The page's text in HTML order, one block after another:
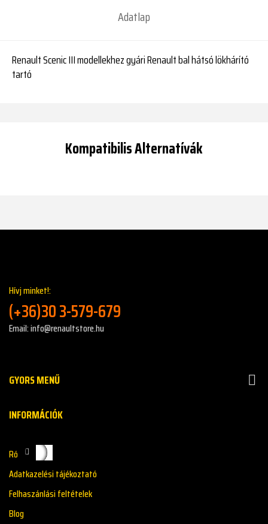
Adatlap
Renault Scenic III modellekhez gyári Renault bal hátsó lökhárító
tartó
Kompatibilis Alternatívák
Hívj minket!:
(+36)30 3-579-679
Email: info@renaultstore.hu
GYORS MENŰ 
INFORMÁCIÓK
Rólunk
Adatkazelési tájékoztató
Felhaszánlási feltételek
Blog